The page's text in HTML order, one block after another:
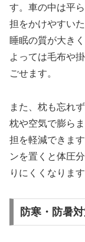
す。車の中は平
担をかけやすい
睡眠の質が大き
よっては毛布や
ごせます。
また、枕も忘れ
枕や空気で膨ら
担を軽減できま
ンを置くと体圧
りにくくなります
防寒・防暑